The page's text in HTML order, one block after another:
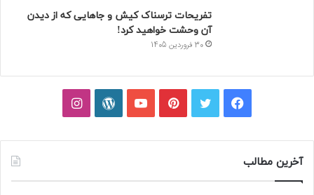
تفریحات ترسناک کیش و جاهایی که از دیدن
آن وحشت خواهید کرد!
30 فروردین 1405
فیسبوکتوییترپینتریستیوتیوبوردپرساینستاگرام
آخرین مطالب